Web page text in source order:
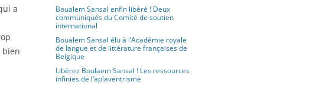
a
bien
Boualem Sansal enfin libéré ! Deux
communiqués du Comité de soutien
international
Boualem Sansal élu à l’Académie royale
de langue et de littérature françaises de
Belgique
Libérez Boulaem Sansal ! Les ressources
infinies de l’aplaventrisme